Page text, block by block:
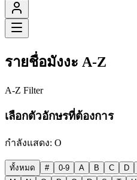
รายชื่อมังงะ A-Z
A-Z Filter
เลือกตัวอักษรที่ต้องการ
กำลังแสดง: O
ทั้งหมด # 0-9 A B C D